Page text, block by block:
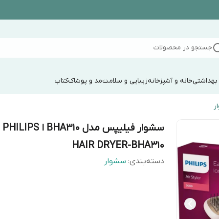
جستجو در محصولات
بهداشتیخانه و آشپزخانهزیبایی و سلامتمد و پوشاککتاب
سشوار فیلیپس مدل BHA310 ا PHILIPS
HAIR DRYER-BHA310
دسته‌بندی:سشوار